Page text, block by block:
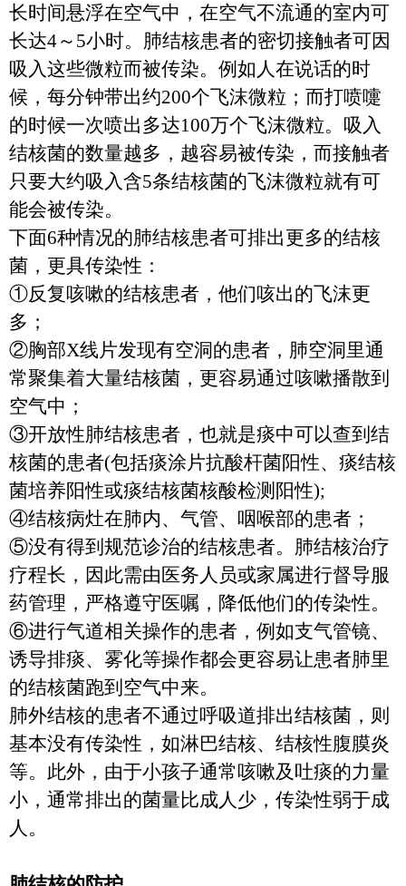
长时间悬浮在空气中，在空气不流通的室内可
长达4～ 5小时。肺结核患者的密切接触者可因
吸入这些微粒而被传染。例如人在说话的时
候，每分钟带出约200个飞沫微粒；而打喷嚏
的时候一次喷出多达100万个飞沫微粒。吸入
结核菌的数量越多，越容易被传染，而接触者
只要大约吸入含5条结核菌的飞沫微粒就有可
能会被传染。
下面6种情况的肺结核患者可排出更多的结核
菌，更具传染性：
①反复咳嗽的结核患者，他们咳出的飞沫更
多；
②胸部X线片发现有空洞的患者，肺空洞里通
常聚集着大量结核菌，更容易通过咳嗽播散到
空气中；
③开放性肺结核患者，也就是痰中可以查到结
核菌的患者(包括痰涂片抗酸杆菌阳性、痰结核
菌培养阳性或痰结核菌核酸检测阳性);
④结核病灶在肺内、气管、咽喉部的患者；
⑤没有得到规范诊治的结核患者。肺结核治疗
疗程长，因此需由医务人员或家属进行督导服
药管理，严格遵守医嘱，降低他们的传染性。
⑥进行气道相关操作的患者，例如支气管镜、
诱导排痰、雾化等操作都会更容易让患者肺里
的结核菌跑到空气中来。
肺外结核的患者不通过呼吸道排出结核菌，则
基本没有传染性，如淋巴结核、结核性腹膜炎
等。此外，由于小孩子通常咳嗽及吐痰的力量
小，通常排出的菌量比成人少，传染性弱于成
人。